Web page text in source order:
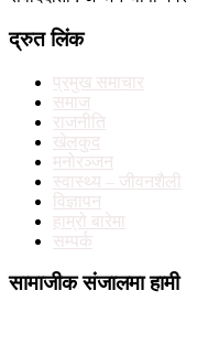
द्रुत लिंक
प्रमुख समाचार
समाज
राजनीति
खेलकुद
मनोरञ्जन
स्वास्थ्य – जीवनशैली
विज्ञापन
हाम्रो बारेमा
सम्पर्क
सामाजीक संजालमा हामी